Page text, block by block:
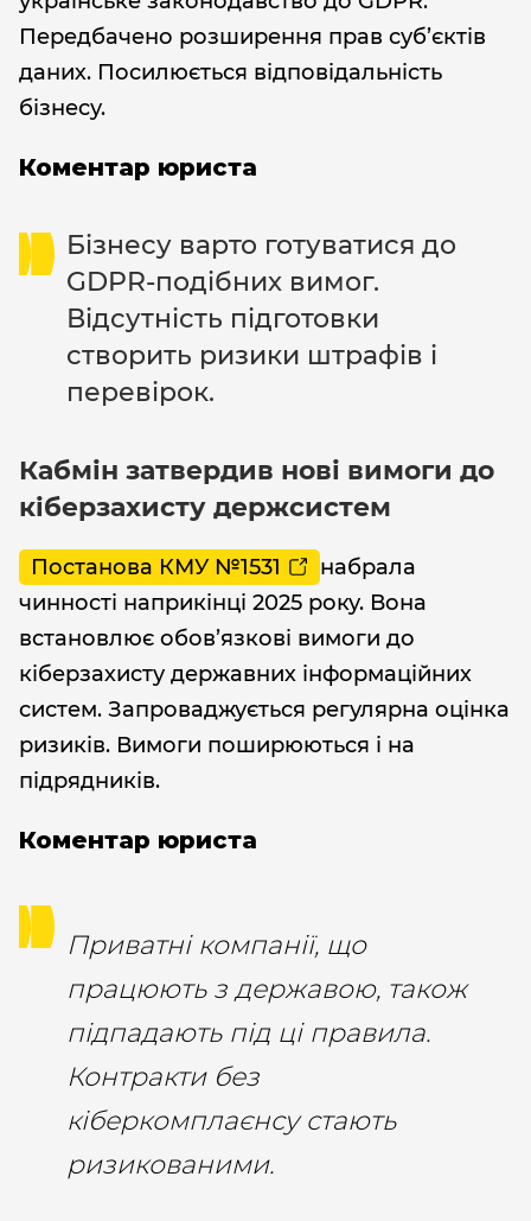
Передбачено розширення прав суб’єктів
даних. Посилюється відповідальність
бізнесу.
Коментар юриста
Бізнесу варто готуватися до
GDPR-подібних вимог.
Відсутність підготовки
створить ризики штрафів і
перевірок.
Кабмін затвердив нові вимоги до
кіберзахисту держсистем
Постанова КМУ №1531
набрала
чинності наприкінці 2025 року. Вона
встановлює обов’язкові вимоги до
кіберзахисту державних інформаційних
систем. Запроваджується регулярна оцінка
ризиків. Вимоги поширюються і на
підрядників.
Коментар юриста
Приватні компанії, що
працюють з державою, також
підпадають під ці правила.
Контракти без
кіберкомплаєнсу стають
ризикованими.